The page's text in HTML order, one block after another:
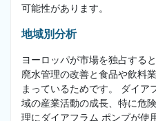
可能性があります。
地域別分析
ヨーロッパが市場を独占する
廃水管理の改善と食品や飲料
まっているためです。 ダイア
域の産業活動の成長、特に危
理にダイアフラム ポンプが使